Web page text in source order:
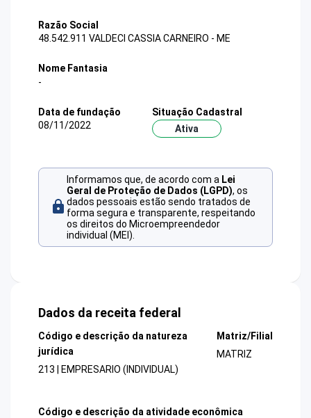
Razão Social
48.542.911 VALDECI CASSIA CARNEIRO - ME
Nome Fantasia
-
Data de fundação
08/11/2022
Situação Cadastral
Ativa
Informamos que, de acordo com a Lei
Geral de Proteção de Dados (LGPD), os
dados pessoais estão sendo tratados de
forma segura e transparente, respeitando
os direitos do Microempreendedor
individual (MEI).
Dados da receita federal
Código e descrição da natureza
jurídica
213 | EMPRESARIO (INDIVIDUAL)
Matriz/Filial
MATRIZ
Código e descrição da atividade econômica